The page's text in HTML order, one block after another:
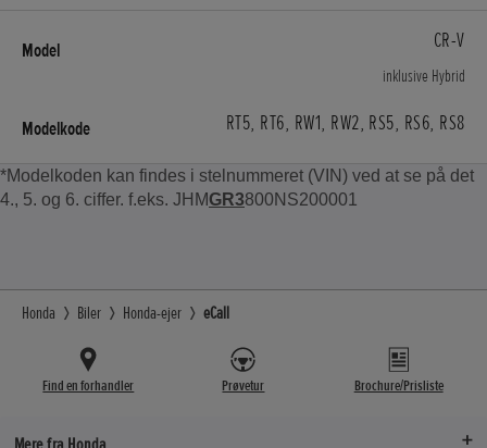
CR-V
inklusive Hybrid
RT5, RT6, RW1, RW2, RS5, RS6, RS8
*Modelkoden kan findes i stelnummeret (VIN) ved at se på det
4., 5. og 6. ciffer. f.eks. JHMGR3800NS200001
Honda Biler Honda-ejer eCall
Find en forhandler Prøvetur Brochure/Prisliste